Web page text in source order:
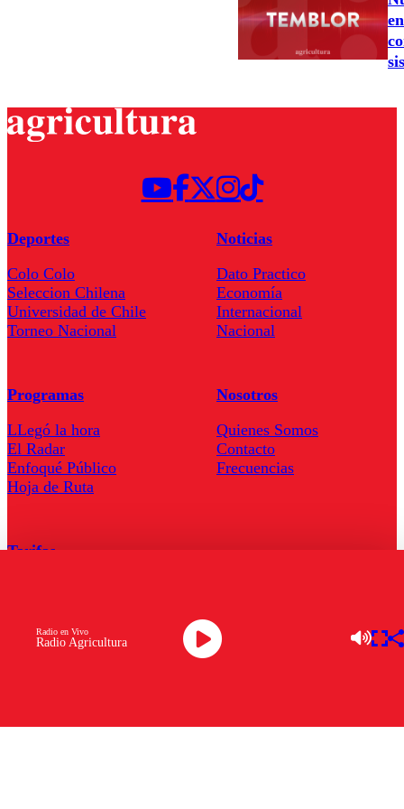
Radio Agricultura
Radio en Vivo
Deportes
Colo Colo
Seleccion Chilena
Universidad de Chile
Torneo Nacional
Noticias
Dato Practico
Economía
Internacional
Nacional
Programas
LLegó la hora
El Radar
Enfoqué Público
Hoja de Ruta
Nosotros
Quienes Somos
Contacto
Frecuencias
Tarifas
Descarga la APP